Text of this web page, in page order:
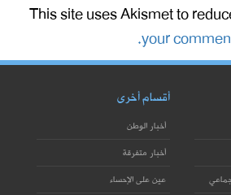
This site uses Akismet to
your
أقسام أخرى
أخبار الوطن
أخبار متفرقة
عين على الإحساء